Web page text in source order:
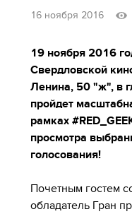
16 ноября 2016
19 ноября 2016
Свердловской
Ленина, 50 "ж", в
пройдет
рамках
просмотра
голосования!
Почетным гостем
обладатель Гран